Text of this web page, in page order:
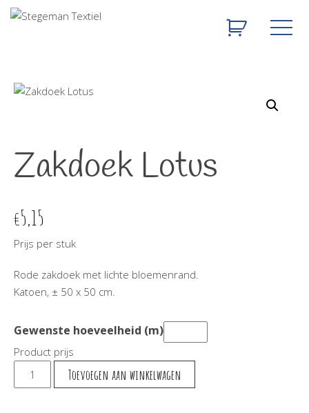
Zakdoek Lotus
€5,15
Prijs per stuk
Rode zakdoek met lichte bloemenrand.
Katoen, ± 50 x 50 cm.
Gewenste hoeveelheid (m)
Product prijs
Zakdoek
Lotus
Toevoegen aan winkelwagen